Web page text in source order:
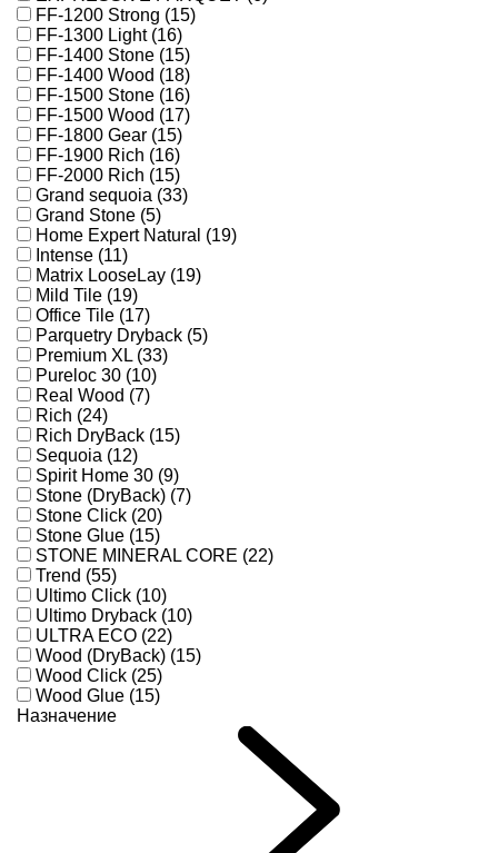
FF-1200 Strong (15)
FF-1300 Light (16)
FF-1400 Stone (15)
FF-1400 Wood (18)
FF-1500 Stone (16)
FF-1500 Wood (17)
FF-1800 Gear (15)
FF-1900 Rich (16)
FF-2000 Rich (15)
Grand sequoia (33)
Grand Stone (5)
Home Expert Natural (19)
Intense (11)
Matrix LooseLay (19)
Mild Tile (19)
Office Tile (17)
Parquetry Dryback (5)
Premium XL (33)
Pureloc 30 (10)
Real Wood (7)
Rich (24)
Rich DryBack (15)
Sequoia (12)
Spirit Home 30 (9)
Stone (DryBack) (7)
Stone Click (20)
Stone Glue (15)
STONE MINERAL CORE (22)
Trend (55)
Ultimo Click (10)
Ultimo Dryback (10)
ULTRA ECO (22)
Wood (DryBack) (15)
Wood Click (25)
Wood Glue (15)
Назначение